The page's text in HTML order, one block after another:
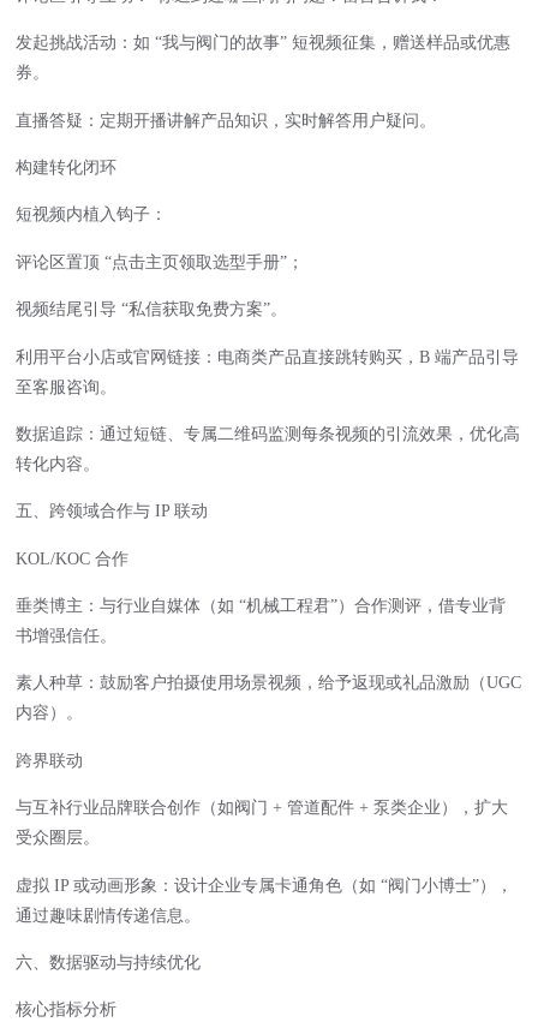
发起挑战活动：如 “我与阀门的故事” 短视频征集，赠送样品或优惠
券。
直播答疑：定期开播讲解产品知识，实时解答用户疑问。
构建转化闭环
短视频内植入钩子：
评论区置顶 “点击主页领取选型手册”；
视频结尾引导 “私信获取免费方案”。
利用平台小店或官网链接：电商类产品直接跳转购买，B 端产品引导
至客服咨询。
数据追踪：通过短链、专属二维码监测每条视频的引流效果，优化高
转化内容。
五、跨领域合作与 IP 联动
KOL/KOC 合作
垂类博主：与行业自媒体（如 “机械工程君”）合作测评，借专业背
书增强信任。
素人种草：鼓励客户拍摄使用场景视频，给予返现或礼品激励（UGC
内容）。
跨界联动
与互补行业品牌联合创作（如阀门 + 管道配件 + 泵类企业），扩大
受众圈层。
虚拟 IP 或动画形象：设计企业专属卡通角色（如 “阀门小博士”），
通过趣味剧情传递信息。
六、数据驱动与持续优化
核心指标分析